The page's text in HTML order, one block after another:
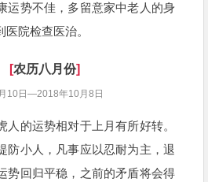
运势不佳，多留意家中老人的身
院检查医治。
[农历八月份]
10日—2018年10月8日
人的运势相对于上月有所好转。
防小人，凡事应以忍耐为主，退
势回归平稳，之前的矛盾将会得